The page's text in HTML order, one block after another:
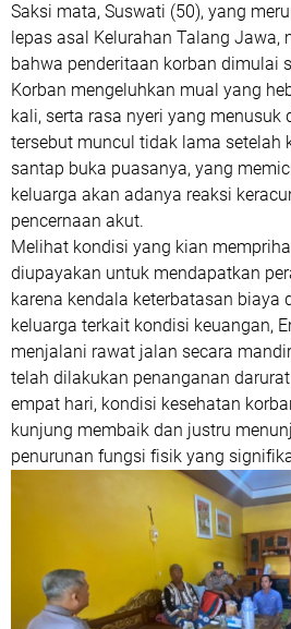
Saksi mata, Suswati (50), yang
lepas asal Kelurahan Talang Jawa,
bahwa penderitaan korban dimulai
Korban mengeluhkan mual yang
kali, serta rasa nyeri yang menusuk
tersebut muncul tidak lama setelah
santap buka puasanya, yang
keluarga akan adanya reaksi
pencernaan akut.
Melihat kondisi yang kian
diupayakan untuk mendapatkan
karena kendala keterbatasan biaya
keluarga terkait kondisi keuangan,
menjalani rawat jalan secara
telah dilakukan penanganan
empat hari, kondisi kesehatan
kunjung membaik dan justru
penurunan fungsi fisik yang